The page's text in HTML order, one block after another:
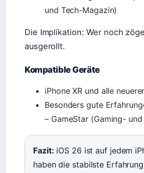
und Tech-Magazin)
Die Implikation: Wer noch
ausgerollt.
Kompatible Geräte
iPhone XR und alle
Besonders gute
– GameStar (Gaming-
Fazit: iOS 26 ist auf jedem
haben die stabilste